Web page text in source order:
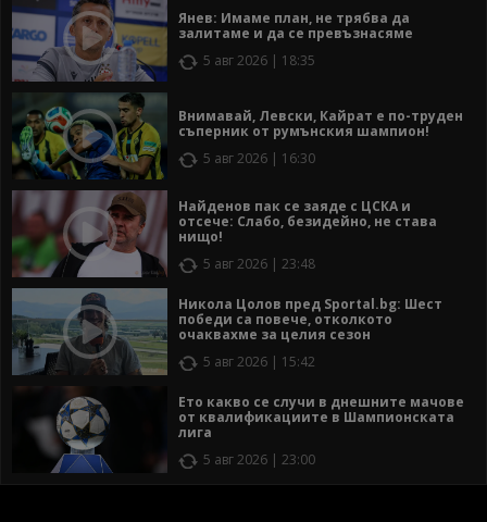
Янев: Имаме план, не трябва да
залитаме и да се превъзнасяме
5 авг 2026 | 18:35
Внимавай, Левски, Кайрат е по-труден
съперник от румънския шампион!
5 авг 2026 | 16:30
Найденов пак се заяде с ЦСКА и
отсече: Слабо, безидейно, не става
нищо!
5 авг 2026 | 23:48
Никола Цолов пред Sportal.bg: Шест
победи са повече, отколкото
очаквахме за целия сезон
5 авг 2026 | 15:42
Ето какво се случи в днешните мачове
от квалификациите в Шампионската
лига
5 авг 2026 | 23:00